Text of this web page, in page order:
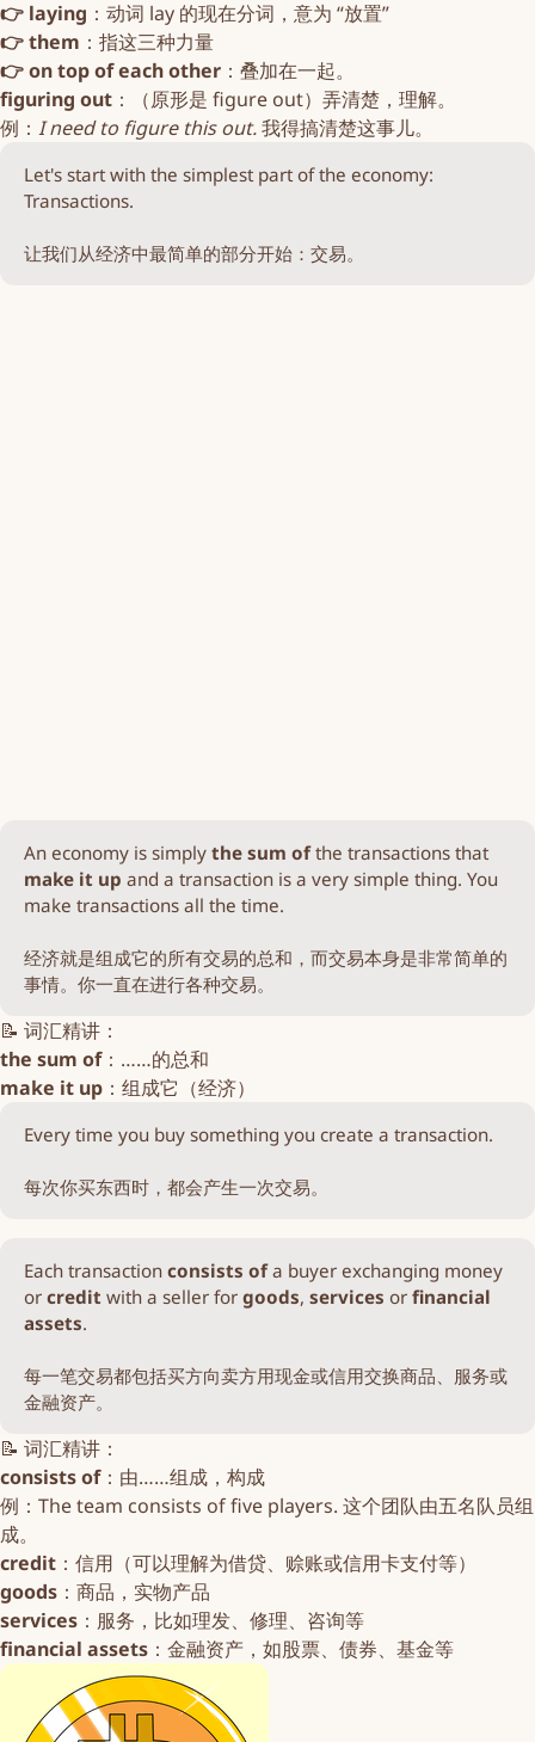
👉 laying ：动词 lay 的现在分词，意为 “放置”
👉 them ：指这三种力量
👉 on top of each other ：叠加在一起。
figuring out ：（原形是 figure out）弄清楚，理解。
例： I need to figure this out.我得搞清楚这事儿。
Let's start with the simplest part of the economy:
Transactions.
让我们从经济中最简单的部分开始：交易。
An economy is simply the sum ofthe transactions that
make it up and a transaction is a very simple thing. You
make transactions all the time.
经济就是组成它的所有交易的总和，而交易本身是非常简单的
事情。你一直在进行各种交易。
📝 词汇精讲：
the sum of：……的总和
make it up ：组成它（经济）
Every time you buy something you create a transaction.
每次你买东西时，都会产生一次交易。
Each transaction consists ofa buyer exchanging money
or credit with a seller for goods, services or financial
assets.
每一笔交易都包括买方向卖方用现金或信用交换商品、服务或
金融资产。
📝 词汇精讲：
consists of：由……组成，构成
例：The team consists of five players. 这个团队由五名队员组
成。
credit ：信用（可以理解为借贷、赊账或信用卡支付等）
goods ：商品，实物产品
services ：服务，比如理发、修理、咨询等
financial assets ：金融资产，如股票、债券、基金等